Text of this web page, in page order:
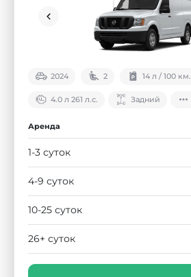
2024 2 14 л / 100 км.
4.0 л 261 л.с. Задний
Аренда
1-3 суток
4-9 суток
10-25 суток
26+ суток